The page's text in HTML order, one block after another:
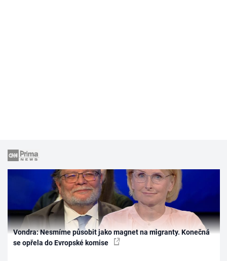
Vondra: Nesmíme působit jako magnet na migranty. Konečná
se opřela do Evropské komise